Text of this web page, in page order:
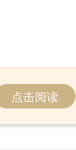
点击阅读